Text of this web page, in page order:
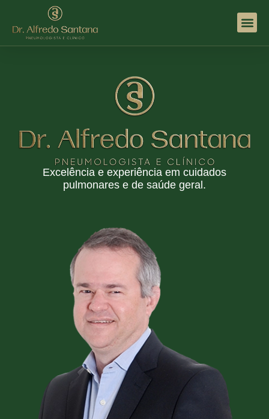
Excelência e experiência em cuidados
pulmonares e de saúde geral.